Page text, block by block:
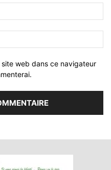
web dans ce navigateur